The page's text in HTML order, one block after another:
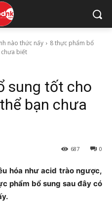
nào thức nấy
8 thực phẩm bổ
biết
sung tốt cho
bạn chưa
0
687
hóa như acid trào ngược,
phẩm bổ sung sau đây có